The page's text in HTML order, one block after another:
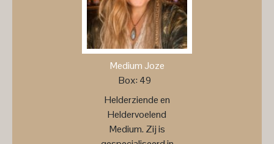
Medium Joze
Box: 49
Helderziende en
Heldervoelend
Medium. Zij is